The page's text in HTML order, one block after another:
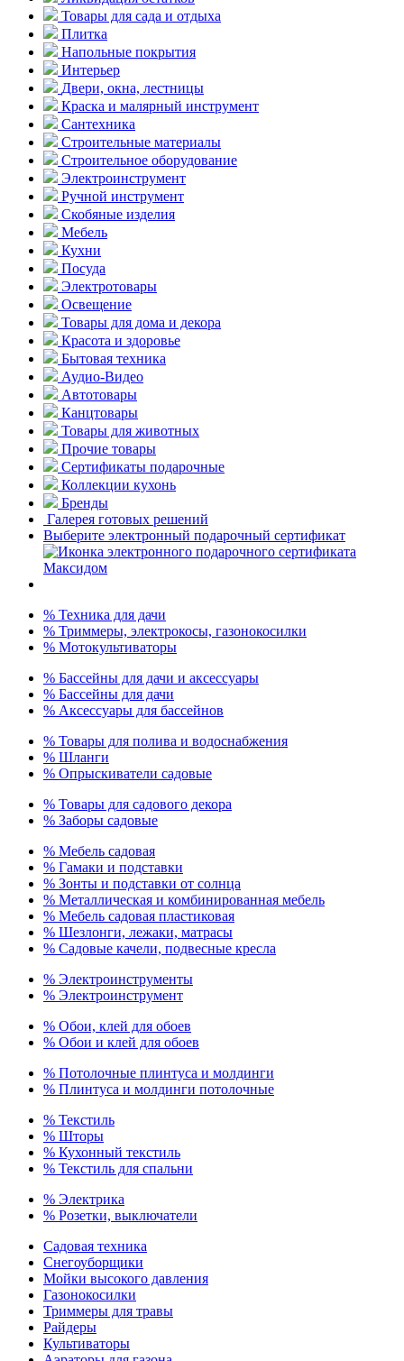
Товары для сада и отдыха
Плитка
Напольные покрытия
Интерьер
Двери, окна, лестницы
Краска и малярный инструмент
Сантехника
Строительные материалы
Строительное оборудование
Электроинструмент
Ручной инструмент
Скобяные изделия
Мебель
Кухни
Посуда
Электротовары
Освещение
Товары для дома и декора
Красота и здоровье
Бытовая техника
Аудио-Видео
Автотовары
Канцтовары
Товары для животных
Прочие товары
Сертификаты подарочные
Коллекции кухонь
Бренды
Галерея готовых решений
Выберите электронный подарочный сертификат
% Техника для дачи
% Триммеры, электрокосы, газонокосилки
% Мотокультиваторы
% Бассейны для дачи и аксессуары
% Бассейны для дачи
% Аксессуары для бассейнов
% Товары для полива и водоснабжения
% Шланги
% Опрыскиватели садовые
% Товары для садового декора
% Заборы садовые
% Мебель садовая
% Гамаки и подставки
% Зонты и подставки от солнца
% Металлическая и комбинированная мебель
% Мебель садовая пластиковая
% Шезлонги, лежаки, матрасы
% Садовые качели, подвесные кресла
% Электроинструменты
% Электроинструмент
% Обои, клей для обоев
% Обои и клей для обоев
% Потолочные плинтуса и молдинги
% Плинтуса и молдинги потолочные
% Текстиль
% Шторы
% Кухонный текстиль
% Текстиль для спальни
% Электрика
% Розетки, выключатели
Садовая техника
Снегоуборщики
Мойки высокого давления
Газонокосилки
Триммеры для травы
Райдеры
Культиваторы